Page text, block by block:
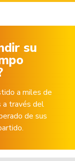
su
a miles de
a través del
de sus